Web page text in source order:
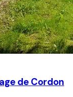
de Cordon